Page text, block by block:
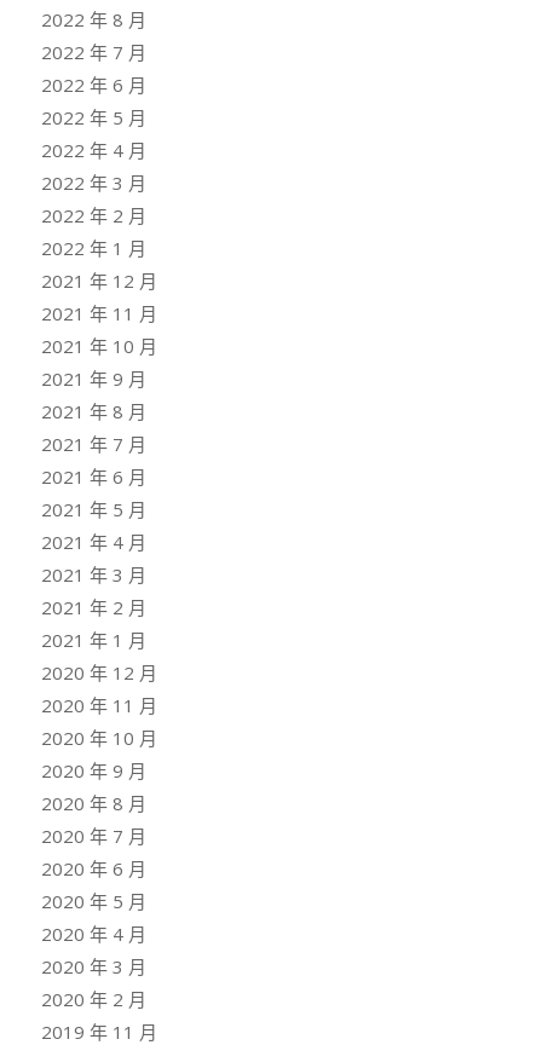
2022 年 8 月
2022 年 7 月
2022 年 6 月
2022 年 5 月
2022 年 4 月
2022 年 3 月
2022 年 2 月
2022 年 1 月
2021 年 12 月
2021 年 11 月
2021 年 10 月
2021 年 9 月
2021 年 8 月
2021 年 7 月
2021 年 6 月
2021 年 5 月
2021 年 4 月
2021 年 3 月
2021 年 2 月
2021 年 1 月
2020 年 12 月
2020 年 11 月
2020 年 10 月
2020 年 9 月
2020 年 8 月
2020 年 7 月
2020 年 6 月
2020 年 5 月
2020 年 4 月
2020 年 3 月
2020 年 2 月
2019 年 11 月